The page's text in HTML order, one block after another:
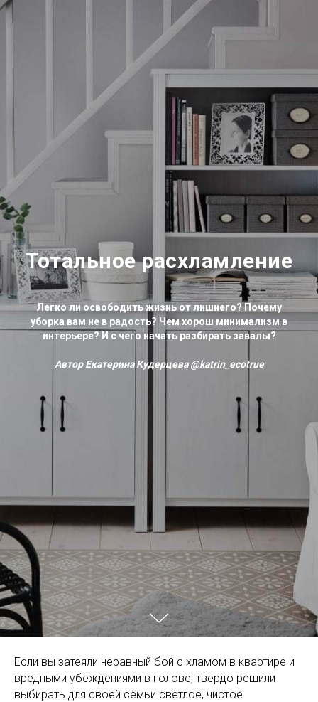
Тотальное расхламление
Легко ли освободить жизнь от лишнего? Почему
уборка вам не в радость? Чем хорош минимализм в
интерьере? И с чего начать разбирать завалы?
Автор Екатерина Кудерцева @katrin_ecotrue
Если вы затеяли неравный бой с хламом в квартире и
вредными убеждениями в голове, твердо решили
выбирать для своей семьи светлое, чистое